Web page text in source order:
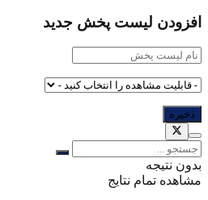
افزودن لیست پخش جدید
بدون نتیجه
مشاهده تمام نتایج